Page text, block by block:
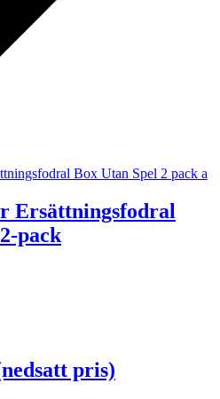
Ersättningsfodral
pack
pris)